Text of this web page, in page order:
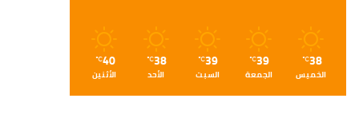
38
℃
الخميس
39
℃
الجمعة
39
℃
السبت
38
℃
الأحد
40
℃
الأثنين